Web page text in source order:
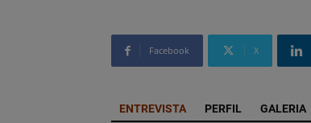
Facebook X
ENTREVISTA PERFIL GALERIA